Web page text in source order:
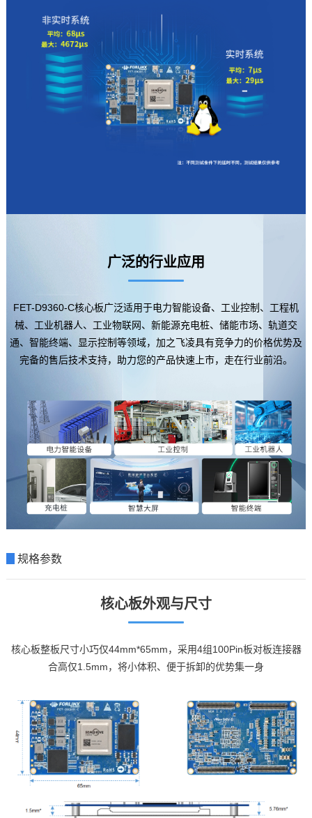
广泛的行业应用
FET-D9360-C核心板广泛适用于电力智能设备、工业控制、工程机
械、工业机器人、 工业物联网、新能源充电桩、储能市场、 轨道交
通、智能终端、显示控制等领域，加之飞凌具有竞争力的价格优势及
完备的售后技术支持，助力您的产品快速上市，走在行业前沿。
规格参数
核心板外观与尺寸
核心板整板尺寸小巧仅44mm*65mm，采用4组100Pin板对板连接器
合高仅1.5mm，将小体积、便于拆卸的优势集一身